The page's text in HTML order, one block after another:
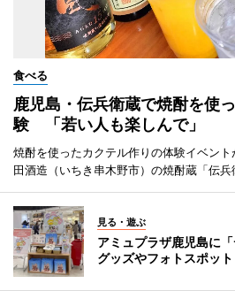
食べる
鹿児島・伝兵衛蔵で焼酎を使
験 「若い人も楽しんで」
焼酎を使ったカクテル作りの体験イベン
田酒造（いちき串木野市）の焼酎蔵「伝兵
見る・遊ぶ
アミュプラザ鹿児島に
グッズやフォトスポット